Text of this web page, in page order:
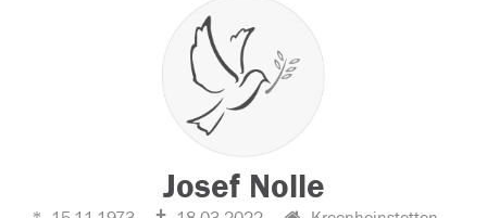
Josef Nolle